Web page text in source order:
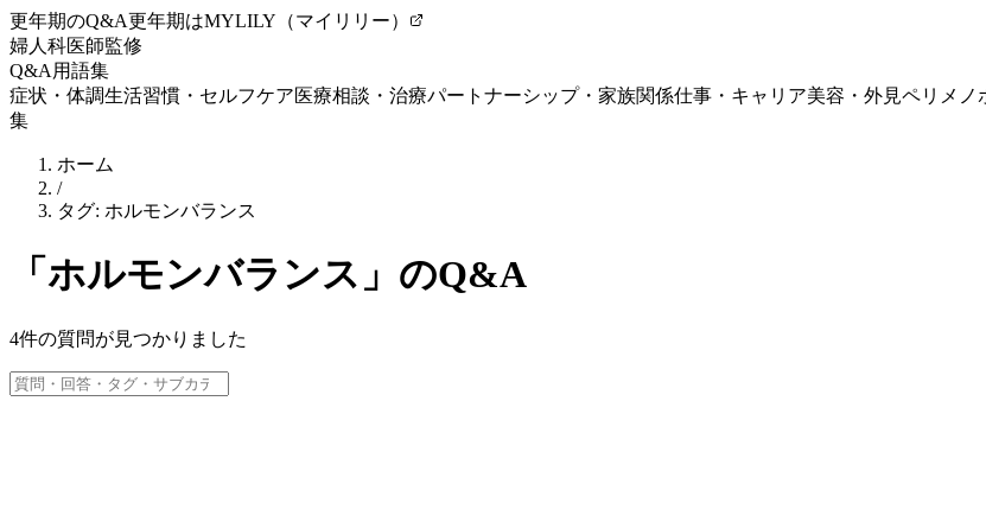
更年期のQ&A更年期はMYLILY（マイリリー）
婦人科医師監修
Q&A 用語集
症状・体調生活習慣・セルフケア医療相談・治療パートナーシップ・家族関係仕事・キャリア美容・外見ペリメノ
集
ホーム
/
タグ: ホルモンバランス
「 ホルモンバランス 」のQ&A
4件の質問が見つかりました